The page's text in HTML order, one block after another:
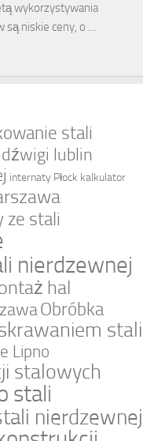
wykorzystywania
są niskie ceny, o …
stali
dźwigi lublin
internaty Płock kalkulator
ze stali
nierdzewnej
hal
Obróbka
stali
Lipno
stalowych
stali
nierdzewnej